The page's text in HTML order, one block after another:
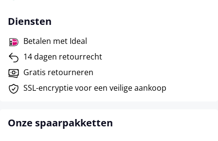
Diensten
Betalen met Ideal
14 dagen retourrecht
Gratis retourneren
SSL-encryptie voor een veilige aankoop
Onze spaarpakketten